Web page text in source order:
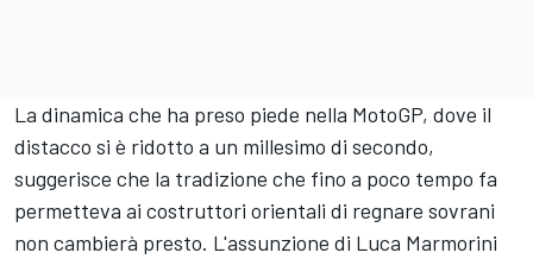
La dinamica che ha preso piede nella MotoGP, dove il
distacco si è ridotto a un millesimo di secondo,
suggerisce che la tradizione che fino a poco tempo fa
permetteva ai costruttori orientali di regnare sovrani
non cambierà presto. L'assunzione di Luca Marmorini